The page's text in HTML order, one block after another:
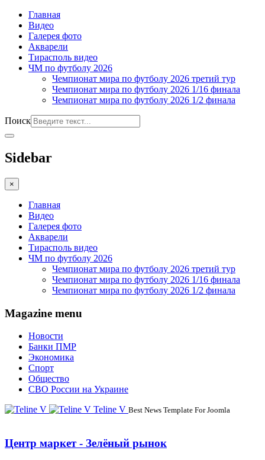
Главная
Видео
Галерея фото
Акварели
Тирасполь видео
ЧМ по футболу 2026
Чемпионат мира по футболу 2026 третий тур
Чемпионат мира по футболу 2026 1/16 финала
Чемпионат мира по футболу 2026 1/2 финала
Поиск
Sidebar
×
Главная
Видео
Галерея фото
Акварели
Тирасполь видео
ЧМ по футболу 2026
Чемпионат мира по футболу 2026 третий тур
Чемпионат мира по футболу 2026 1/16 финала
Чемпионат мира по футболу 2026 1/2 финала
Magazine menu
Новости
Банки ПМР
Экономика
Спорт
Общество
СВО России на Украине
Teline V Best News Template For Joomla
Центр маркет - Зелёный рынок